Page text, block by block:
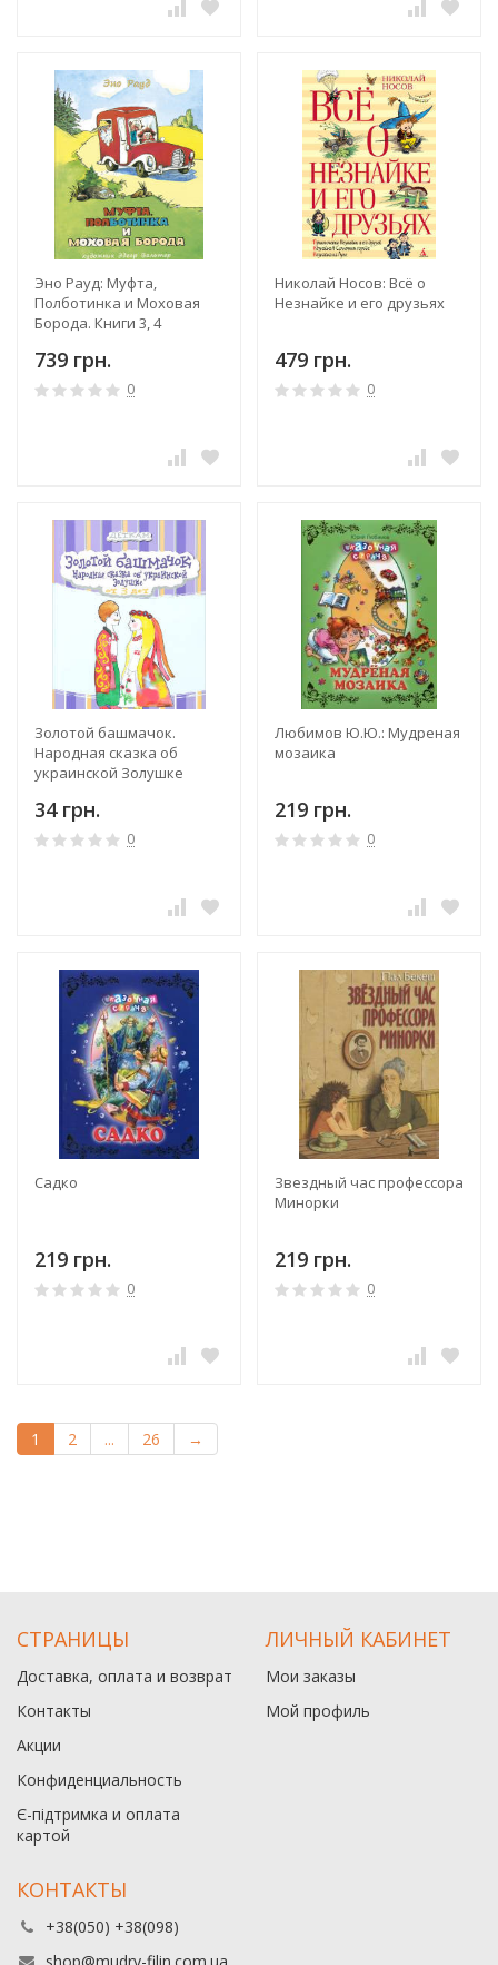
Эно Рауд: Муфта,
Полботинка и Моховая
Борода. Книги 3, 4
739 грн.
0
Николай Носов: Всё о
Незнайке и его друзьях
479 грн.
0
Золотой башмачок.
Народная сказка об
украинской Золушке
34 грн.
0
Любимов Ю.Ю.: Мудреная
мозаика
219 грн.
0
Садко
219 грн.
0
Звездный час профессора
Минорки
219 грн.
0
1 2 ... 26 →
СТРАНИЦЫ
Доставка, оплата и возврат
Контакты
Акции
Конфиденциальность
Є-підтримка и оплата
картой
ЛИЧНЫЙ КАБИНЕТ
Мои заказы
Мой профиль
КОНТАКТЫ
+38(050) +38(098)